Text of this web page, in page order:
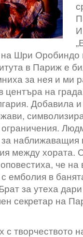
на Шри Оробиндо
в Париж е
за нея и ми
на
Добавила и
ограничения.
наближаващия
между хората.
оповестиха, че
емболия в
за утеха
секретар на
с творчеството